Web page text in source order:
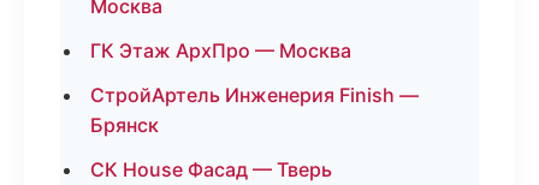
Москва
ГК Этаж АрхПро — Москва
СтройАртель Инженерия Finish —
Брянск
СК House Фасад — Тверь